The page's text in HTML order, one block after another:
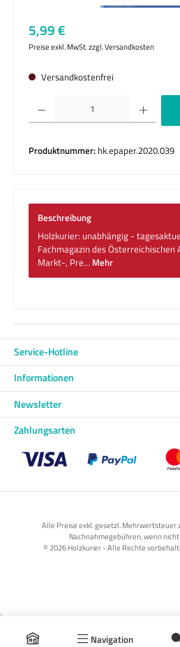
Navigation
Regulärer Preis:
5,99 €
Preise exkl. MwSt. zzgl. Versandkosten
Versandkostenfrei
Produkt Anzahl: Gib den gewünschten Wert
Produktnummer: hk.epaper.2020.039
Beschreibung
Holzkurier: unabhängig -
Fachmagazin des Österreichischen
Markt-, Pre… Mehr
Service-Hotline
Informationen
Newsletter
Zahlungsarten
Alle Preise exkl. gesetzl. Mehrwertsteuer
Nachnahmegebühren, wenn
© 2026 Holzkurier - Alle Rechte